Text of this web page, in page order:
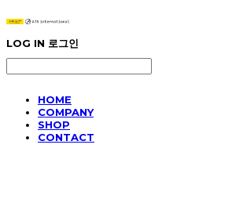
LOG IN 로그인
HOME
COMPANY
SHOP
CONTACT